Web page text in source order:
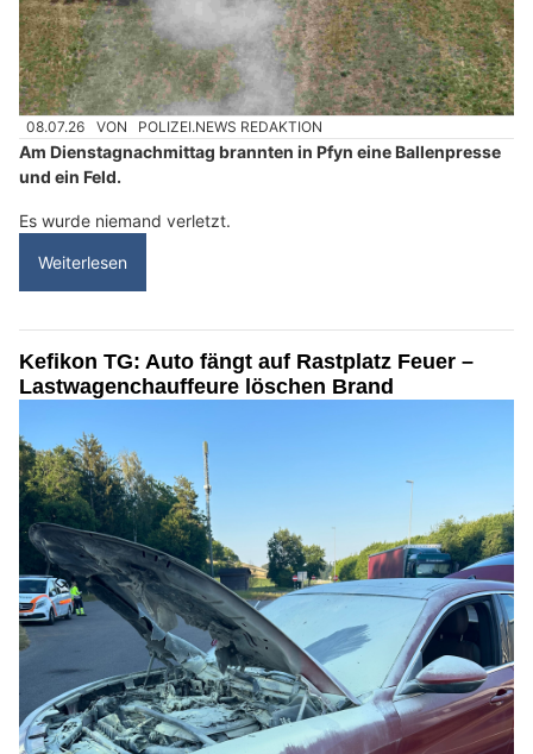
08.07.26 VON POLIZEI.NEWS REDAKTION
Am Dienstagnachmittag brannten in Pfyn eine Ballenpresse
und ein Feld.
Es wurde niemand verletzt.
Weiterlesen
Kefikon TG: Auto fängt auf Rastplatz Feuer –
Lastwagenchauffeure löschen Brand